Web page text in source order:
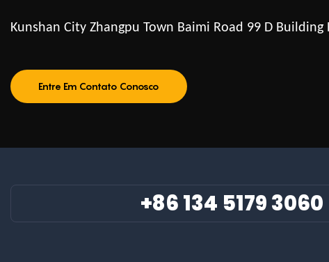
Kunshan City Zhangpu Town Baimi Road 99 D Building
Entre Em Contato Conosco
+86 134 5179 3060